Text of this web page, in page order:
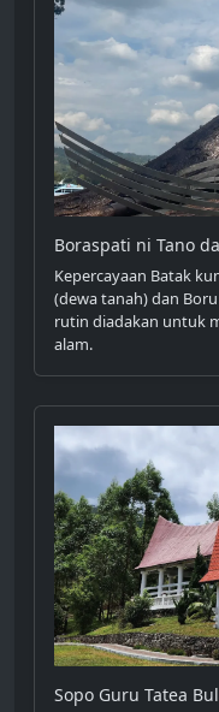
Boraspati ni Tano
Kepercayaan Batak
(dewa tanah) dan
rutin diadakan untuk
alam.
Sopo Guru Tatea